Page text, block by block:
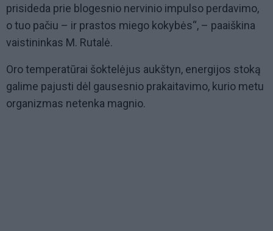
prisideda prie blogesnio nervinio impulso perdavimo,
o tuo pačiu – ir prastos miego kokybės“, – paaiškina
vaistininkas M. Rutalė.
Oro temperatūrai šoktelėjus aukštyn, energijos stoką
galime pajusti dėl gausesnio prakaitavimo, kurio metu
organizmas netenka magnio.